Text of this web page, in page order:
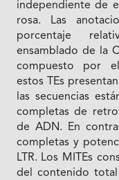
independiente de
rosa. Las
porcentaje
ensamblado de la
compuesto por
estos TEs
las secuencias
completas de
de ADN. En
completas y
LTR. Los MITEs
del contenido